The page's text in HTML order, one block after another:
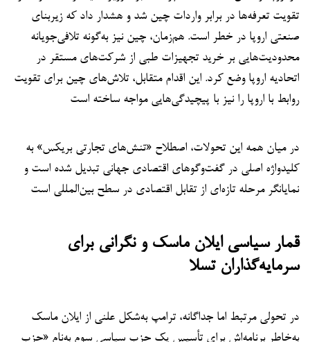
تقویت تعرفه‌ها در برابر واردات چین شد و هشدار داد که زیربنای
صنعتی اروپا در خطر است. هم‌زمان، چین نیز به‌گونه تلافی‌جویانه
محدودیت‌هایی بر خرید تجهیزات طبی از شرکت‌های مستقر در
اتحادیه اروپا وضع کرد. این اقدام متقابل، تلاش‌های چین برای تقویت
روابط با اروپا را نیز با پیچیدگی‌هایی مواجه ساخته است
در میان همه این تحولات، اصطلاح «تنش‌های تجارتی بریکس» به
کلیدواژه اصلی در گفت‌وگوهای اقتصادی جهانی تبدیل شده است و
نمایانگر مرحله تازه‌ای از تقابل اقتصادی در سطح بین‌المللی است
قمار سیاسی ایلان ماسک و نگرانی برای
سرمایه‌گذاران تسلا
در تحولی مرتبط اما جداگانه، ترامپ به‌شکل علنی از ایلان ماسک
به‌خاطر برنامه‌اش برای تأسیس یک حزب سیاسی سوم به‌نام «حزب